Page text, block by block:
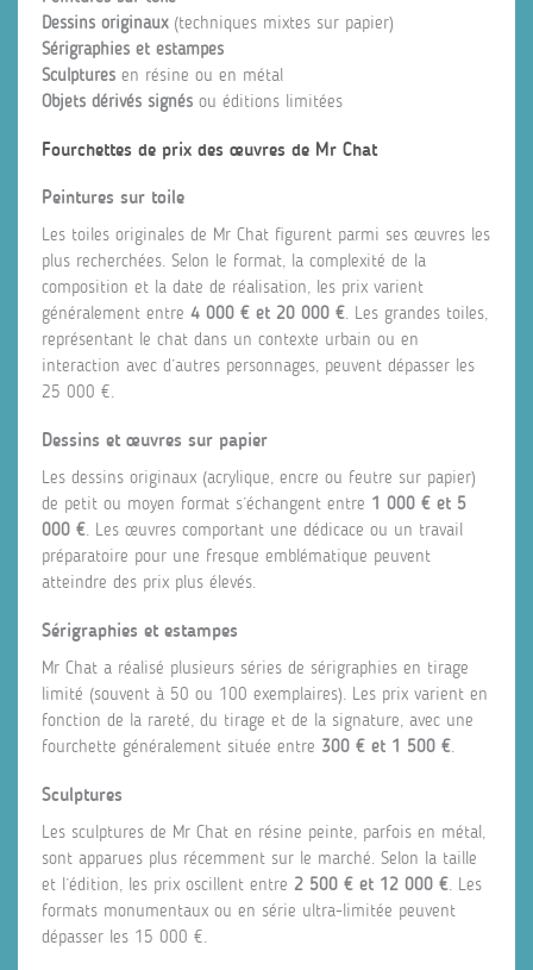
Dessins originaux(techniques mixtes sur papier)
Sérigraphies et estampes
Sculptures en résine ou en métal
Objets dérivés signés ou éditions limitées
Fourchettes de prix des œuvres de Mr Chat
Peintures sur toile
Les toiles originales de Mr Chat figurent parmi ses œuvres les
plus recherchées. Selon le format, la complexité de la
composition et la date de réalisation, les prix varient
généralement entre 4 000 € et 20 000 € . Les grandes toiles,
représentant le chat dans un contexte urbain ou en
interaction avec d’autres personnages, peuvent dépasser les
25 000 €.
Dessins et œuvres sur papier
Les dessins originaux (acrylique, encre ou feutre sur papier)
de petit ou moyen format s’échangent entre 1 000 € et 5
000 € . Les œuvres comportant une dédicace ou un travail
préparatoire pour une fresque emblématique peuvent
atteindre des prix plus élevés.
Sérigraphies et estampes
Mr Chat a réalisé plusieurs séries de sérigraphies en tirage
limité (souvent à 50 ou 100 exemplaires). Les prix varient en
fonction de la rareté, du tirage et de la signature, avec une
fourchette généralement située entre 300 € et 1 500 €
Sculptures
Les sculptures de Mr Chat en résine peinte, parfois en métal,
sont apparues plus récemment sur le marché. Selon la taille
et l’édition, les prix oscillent entre 2 500 € et 12 000 € . Les
formats monumentaux ou en série ultra-limitée peuvent
dépasser les 15 000 €.